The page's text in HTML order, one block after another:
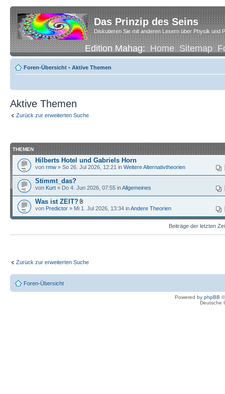
Das Prinzip des Seins
Diskutieren Sie mit anderen Lesern über Physik und
Edition Mahag:Home Sitemap
Foren-Übersicht • Aktive Themen
Aktive Themen
Zurück zur erweiterten Suche
THEMEN
Hilberts Hotel und Gabriels Horn
von rmw » So 26. Jul 2026, 12:21 in Weitere Alternativtheorien
Stimmt_das?
von Kurt » Do 4. Jun 2026, 07:55 inAllgemeines
Was ist ZEIT?
von Predictor » Mi 1. Jul 2026, 13:34 inAndere Theorien
Beiträge der letzten
Zurück zur erweiterten Suche
Foren-Übersicht
Powered by phpBB
Deutsche